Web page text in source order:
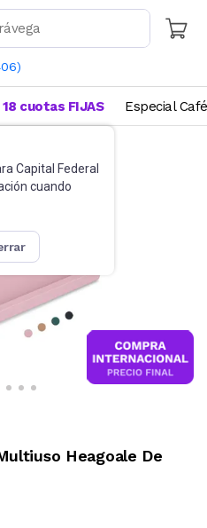
)
Capital Federal
cuando
18 cuotas FIJAS Especial Café
Heagoale De